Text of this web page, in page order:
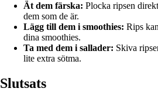
Ät dem färska: Plocka ripsen
dem som de är.
Lägg till dem i smoothies: Rips
dina smoothies.
Ta med dem i sallader: Skiva
lite extra sötma.
Slutsats